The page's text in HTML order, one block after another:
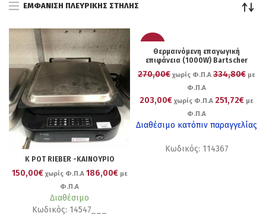
ΕΜΦΆΝΙΣΗ ΠΛΕΥΡΙΚΉΣ ΣΤΉΛΗΣ
K POT RIEBER -ΚΑΙΝΟΥΡΙΟ
150,00€ χωρίς Φ.Π.Α 186,00€ με
Φ.Π.Α
Διαθέσιμο
Κωδικός: 14547___
Θερμαινόμενη επαγωγική
επιφάνεια (1000W) Bartscher
270,00€ χωρίς Φ.Π.Α 334,80€ με
Φ.Π.Α
203,00€ χωρίς Φ.Π.Α 251,72€ με
Φ.Π.Α
Διαθέσιμο κατόπιν παραγγελίας
Κωδικός: 114367